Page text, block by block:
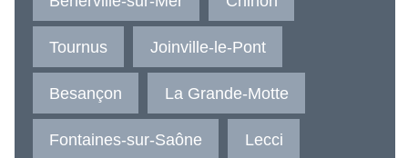
Tournus Joinville-le-Pont
Besançon La Grande-Motte
Fontaines-sur-Saône Lecci